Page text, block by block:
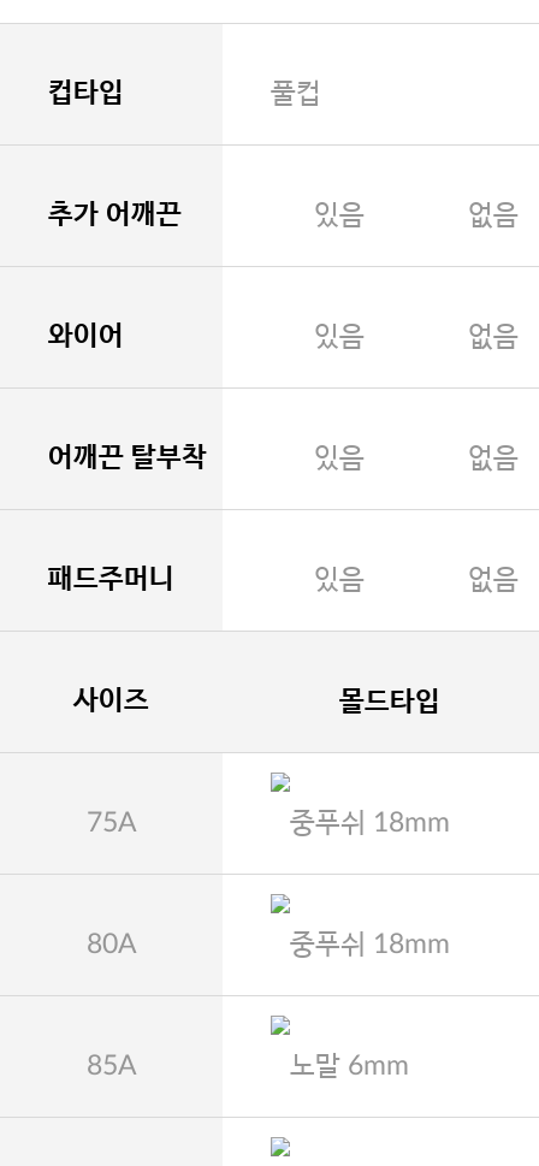
컵타입 풀컵
추가 어깨끈 있음 없음
와이어 있음 없음
어깨끈 탈부착 있음 없음
패드주머니 있음 없음
사이즈 몰드타입
75A 중푸쉬 18mm
80A 중푸쉬 18mm
85A 노말 6mm